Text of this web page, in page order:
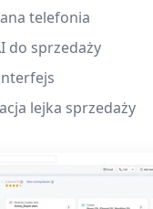
telefonia
do sprzedaży
lejka sprzedaży